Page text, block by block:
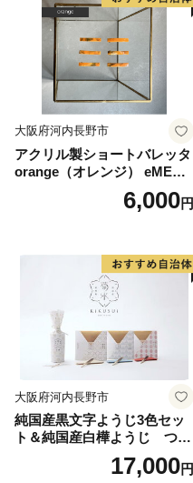
大阪府河内長野市
アクリル製ショートバレッタ
orange（オレンジ） eME b
arretta 2 short 髪留め ヘアク
リップ ヘアアクセサリー こ
6,000円
大阪府河内長野市
純国産黒文字ようじ3色セッ
ト＆純国産白樺ようじ つま
17,000円